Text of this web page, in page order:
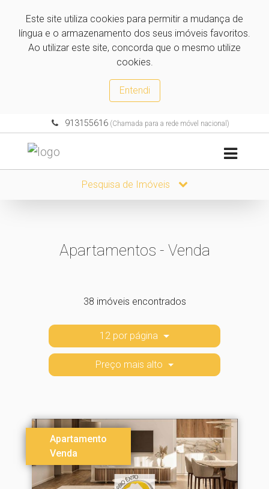
Este site utiliza cookies para permitir a mudança de
língua e o armazenamento dos seus imóveis favoritos.
Ao utilizar este site, concorda que o mesmo utilize
cookies.
Entendi
913155616 (Chamada para a rede móvel nacional)
Pesquisa de Imóveis
Apartamentos - Venda
38 imóveis encontrados
12 por página
Preço mais alto
Apartamento
Venda